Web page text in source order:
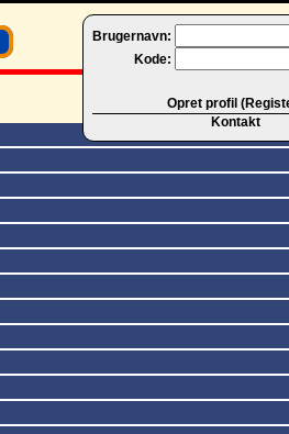
Brugernavn:
Kode:
Opret profil
Kontakt